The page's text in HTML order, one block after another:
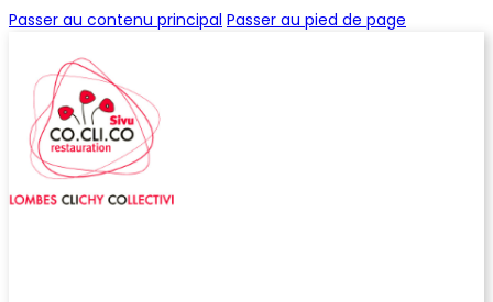
Passer au contenu principal Passer au pied de page